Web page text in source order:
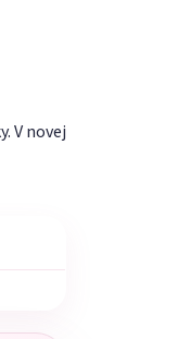
V novej